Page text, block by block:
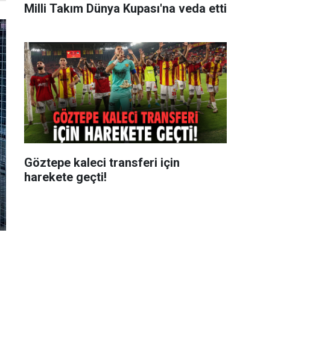
Milli Takım Dünya Kupası'na veda etti
Göztepe kaleci transferi için
harekete geçti!